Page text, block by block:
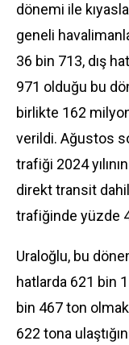
dönemi ile
geneli
36 bin 713, dış
971 olduğu bu
birlikte 162
verildi. Ağustos
trafiği 2024
direkt transit
trafiğinde yüzde
Uraloğlu, bu
hatlarda 621 bin
bin 467 ton
622 tona